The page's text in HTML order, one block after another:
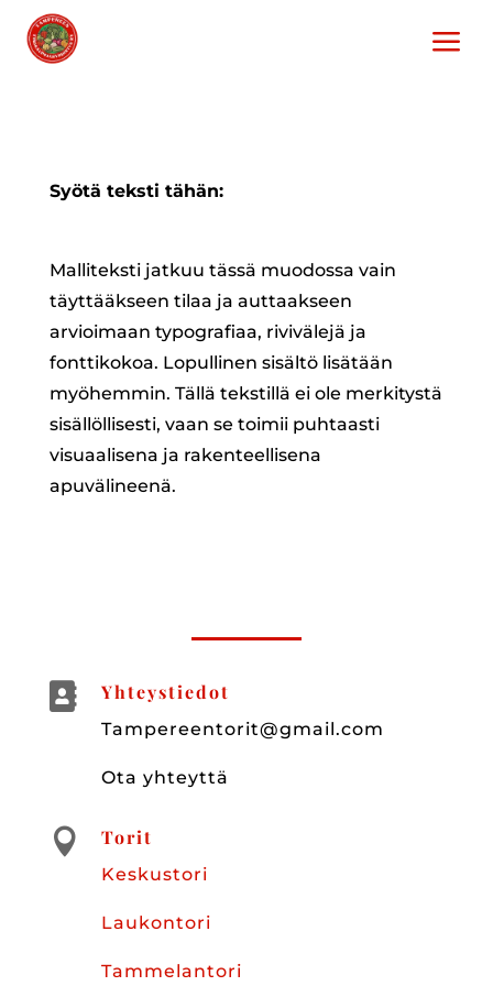
a
Syötä teksti tähän:
Malliteksti jatkuu tässä muodossa vain
täyttääkseen tilaa ja auttaakseen
arvioimaan typografiaa, rivivälejä ja
fonttikokoa. Lopullinen sisältö lisätään
myöhemmin. Tällä tekstillä ei ole merkitystä
sisällöllisesti, vaan se toimii puhtaasti
visuaalisena ja rakenteellisena
apuvälineenä.
 Yhteystiedot
Tampereentorit@gmail.com
Ota yhteyttä
 Torit
Keskustori
Laukontori
Tammelantori